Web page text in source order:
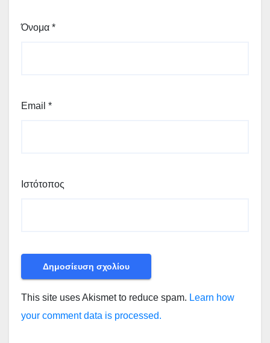
Όνομα *
Email *
Ιστότοπος
This site uses Akismet to reduce spam. Learn how
your comment data is processed.